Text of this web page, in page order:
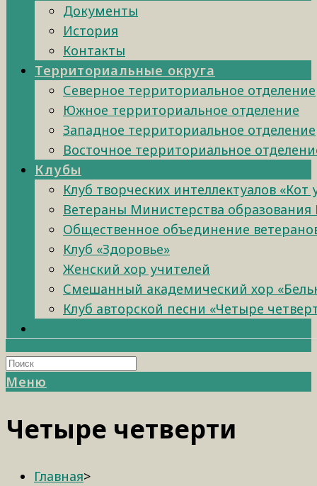
Документы
История
Контакты
Территориальные округа
Северное территориальное отделение
Южное территориальное отделение
Западное территориальное отделение
Восточное территориальное
Клубы
Клуб творческих интеллектуалов «Кот
Ветераны Министерства образования
Общественное объединение
Клуб «Здоровье»
Женский хор учителей
Смешанный академический хор
Клуб авторской песни «Четыре
Меню
Четыре четверти
Главная>